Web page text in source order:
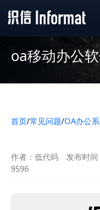
oa移动办公
首页/常见问题/OA办公
作者：低代码 发布时
9596